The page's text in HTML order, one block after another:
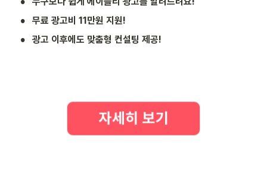
• 무료 광고비 11만원 지원!
• 광고 이후에도 맞춤형 컨설팅 제공!